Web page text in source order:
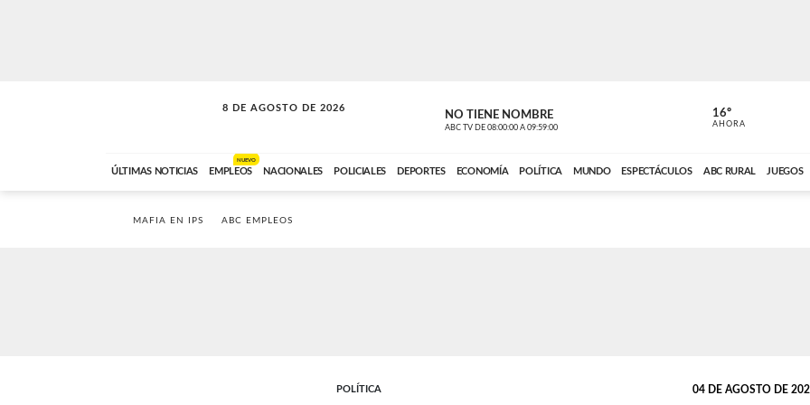
8 DE AGOSTO DE 2026
SOLO MÚSICA NO TIENE NOMBRE
ABC TV DE 08:00:00 A 09:59:00 ABC CARDINAL
16º
AHORA
ÚLTIMAS NOTICIAS EMPLEOS
NUEVO
NACIONALES POLICIALES DEPORTES ECONOMÍA POLÍTICA MUNDO ESPECTÁCULOS ABC RURAL JUEGOS
MAFIA EN IPS ABC EMPLEOS
POLÍTICA 04 DE AGOSTO DE